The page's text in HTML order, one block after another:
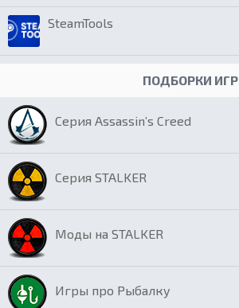
SteamTools
ПОДБОРКИ ИГР
Серия Assassin’s Creed
Серия STALKER
Моды на STALKER
Игры про Рыбалку